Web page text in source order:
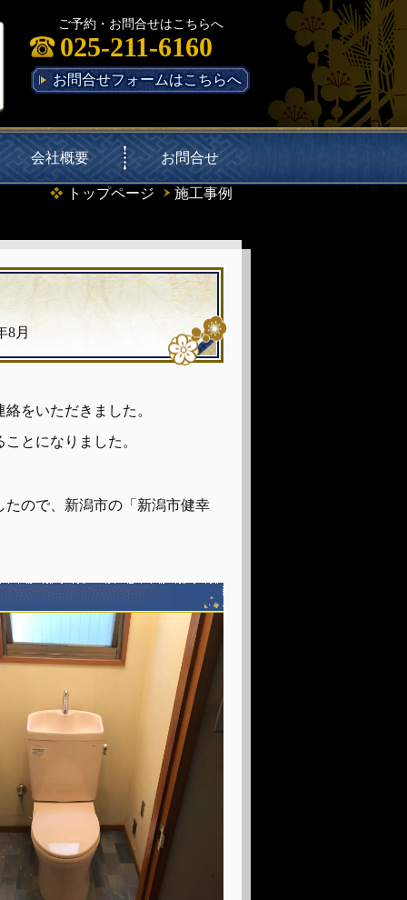
ご予約・お問合せはこちらへ
025-211-6160
お問合せフォームはこちらへ
会社概要 お問合せ
トップページ 施工事例
月
をいただきました。
とになりました。
ので、新潟市の「新潟市健幸